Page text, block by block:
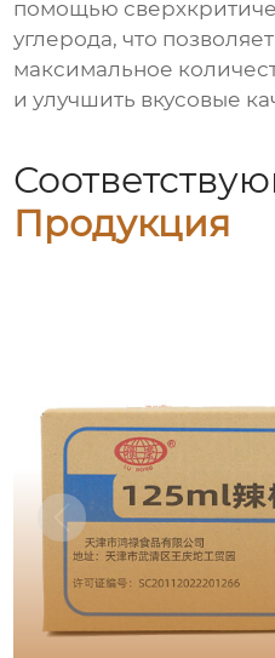
помощью
углерода, что
максимальное
и улучшить вкусовые
Продукция